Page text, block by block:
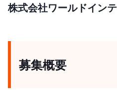
株式会社ワールドイン
募集概要